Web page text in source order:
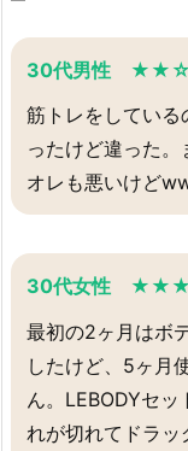
30代男性
筋トレをしている
ったけど違った
オレも悪いけど
30代女性
最初の2ヶ月はボ
したけど、5ヶ月
ん。LEBODYセ
れが切れてドラ